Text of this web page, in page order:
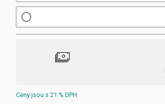
Ceny jsou s 21 % DPH